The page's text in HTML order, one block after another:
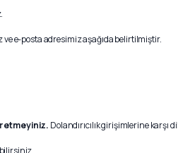
ve e-posta adresimiz aşağıda belirtilmiştir.
etmeyiniz. Dolandırıcılık girişimlerine karşı